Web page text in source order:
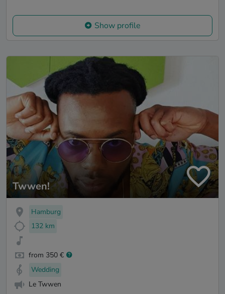
Show profile
Twwen!
Hamburg
132 km
from 350 €
Wedding
Le Twwen